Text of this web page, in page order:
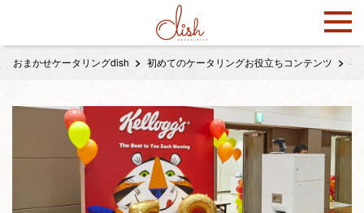
おまかせケータリングdish 初めてのケータリングお役立ちコンテンツ 事